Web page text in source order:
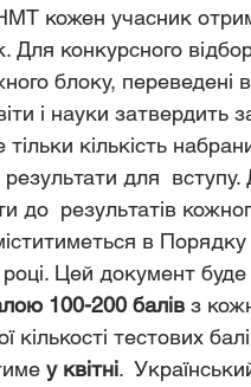
кожен учасник
Для конкурсного
блоку, переведені
і науки затвердить
кількість
для  вступу.
до  результатів
в
Цей документ
100-200 балів з
кількості тестових
у квітні.